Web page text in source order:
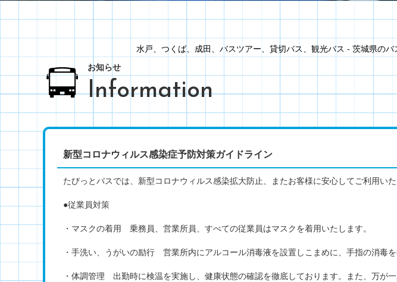
水戸、つくば、成田、バスツアー、貸切バス、観光バス - 茨城県の
お知らせ
Information
新型コロナウィルス感染症予防対策ガイドライン
たびっとバスでは、新型コロナウィルス感染拡大防止、またお客様に安心してご利用い
●従業員対策
・マスクの着用 乗務員、営業所員、すべての従業員はマスクを着用いたします。
・手洗い、うがいの励行 営業所内にアルコール消毒液を設置しこまめに、手指の消毒を
・体調管理 出勤時に検温を実施し、健康状態の確認を徹底しております。また、万が